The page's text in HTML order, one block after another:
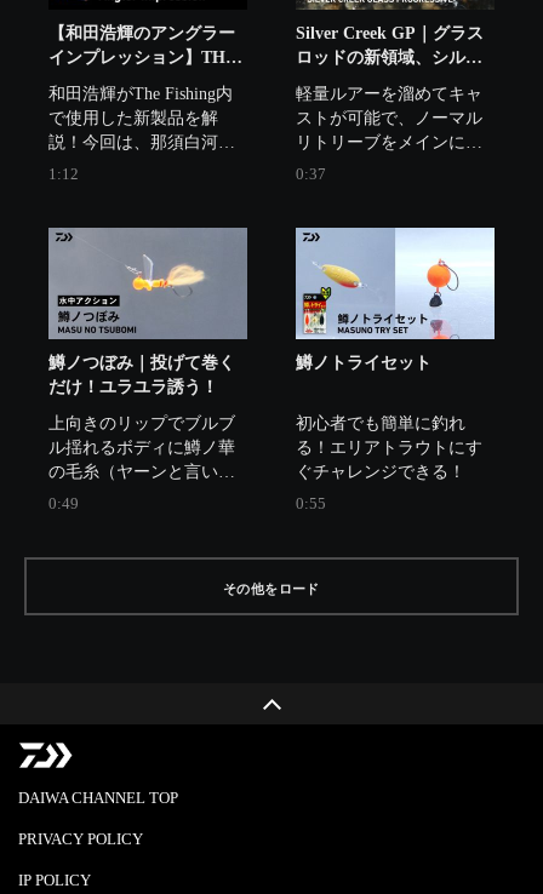
【和田浩輝のアングラー
インプレッション】THE
フィッシング2023年9月16
日「エキスパートが直
伝！エリアトラウト攻略
術」
和田浩輝がThe Fishing内
で使用した新製品を解
説！今回は、那須白河フ
ォレストスプリングスで
1:12
Silver Creek GP｜グラス
ロッドの新領域、シルバ
ークリーク グラスプログ
レッシブに待望の4ピース
モデル
軽量ルアーを溜めてキャ
ストが可能で、ノーマル
リトリーブをメインに水
を噛み良くルアー本来の
やかな曲がりでバラシを
軽減させる。そして、ク
ラシカルな外観。これら
を求め、ユーザーはグラ
スロッドを手に取ってい
ます。
ッドのネジレからキャス
トが決まらない、ルアー
にアクションが付けにく
いなどが挙げられます。
拭し、誰もが使いやすく
グラスのメリットを感じ
0:37
鱒ノつぼみ｜投げて巻く
だけ！ユラユラ誘う！
上向きのリップでブルブ
ル揺れるボディに鱒ノ華
の毛糸（ヤーンと言いま
す）を巻きました。
バイトも見れて楽しいで
0:49
鱒ノトライセット
初心者でも簡単に釣れ
る！エリアトラウトにす
ぐチャレンジできる！
0:55
その他をロード
DAIWA CHANNEL TOP
PRIVACY POLICY
IP POLICY